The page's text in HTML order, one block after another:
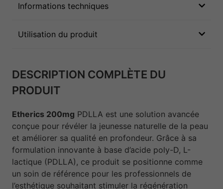
Informations techniques
Utilisation du produit
DESCRIPTION COMPLÈTE DU
PRODUIT
Etherics 200mg PDLLA est une solution avancée
conçue pour révéler la jeunesse naturelle de la peau
et améliorer sa qualité en profondeur. Grâce à sa
formulation innovante à base d’acide poly-D, L-
lactique (PDLLA), ce produit se positionne comme
un soin de référence pour les professionnels de
l’esthétique souhaitant stimuler la régénération